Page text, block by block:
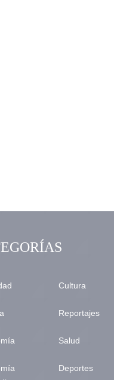
Cultura
Reportajes
Salud
Deportes